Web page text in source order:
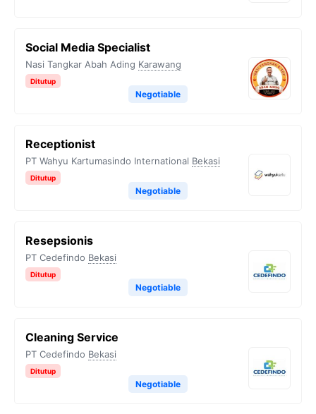
Social Media Specialist
Nasi Tangkar Abah Ading Karawang
Ditutup
Negotiable
Receptionist
PT Wahyu Kartumasindo International Bekasi
Ditutup
Negotiable
Resepsionis
PT Cedefindo Bekasi
Ditutup
Negotiable
Cleaning Service
PT Cedefindo Bekasi
Ditutup
Negotiable